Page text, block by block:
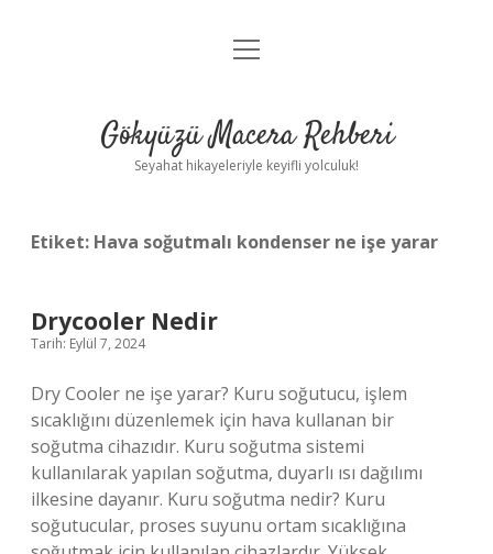
Anasayfa
Yasal Uyarı
menüyü
Gökyüzü Macera Rehberi
Seyahat hikayeleriyle keyifli yolculuk!
Etiket: Hava soğutmalı kondenser ne işe yarar
Drycooler Nedir
Tarih: Eylül 7, 2024
Dry Cooler ne işe yarar? Kuru soğutucu, işlem
sıcaklığını düzenlemek için hava kullanan bir
soğutma cihazıdır. Kuru soğutma sistemi
kullanılarak yapılan soğutma, duyarlı ısı dağılımı
ilkesine dayanır. Kuru soğutma nedir? Kuru
soğutucular, proses suyunu ortam sıcaklığına